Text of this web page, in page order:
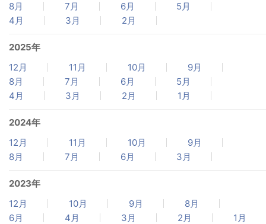
8月
7月 6月
5月
4月
3月 2月
2025年
12月
11月 10月
9月
8月
7月 6月
5月
4月
3月 2月 1月
2024年
12月
11月 10月
9月
8月
7月 6月 3月
2023年
12月
10月 9月
8月
6月
4月 3月 2月 1月